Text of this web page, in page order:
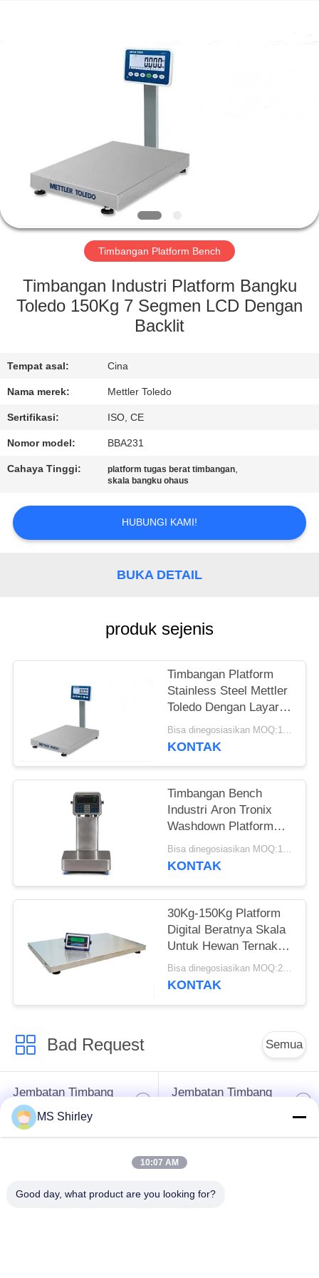
TENTANG
KAMI
TUR
KONTROL
HUBUNGI
KAMI
PERMINTAAN
PENAWARAN
SITEMAP
Timbangan Platform Bench
Timbangan Industri Platform Bangku
Toledo 150Kg 7 Segmen LCD Dengan
Backlit
Tempat asal: Cina
Nama merek: Mettler Toledo
Sertifikasi: ISO, CE
Nomor model: BBA231
Cahaya Tinggi: platform tugas berat timbangan,
skala bangku ohaus
HUBUNGI KAMI!
BUKA DETAIL
produk sejenis
Timbangan Platform
Stainless Steel Mettler
Toledo Dengan Layar
LCD 7 Segmen
Bisa dinegosiasikan MOQ:10 sets
KONTAK
Timbangan Bench
Industri Aron Tronix
Washdown Platform
I69K IP Class
30x40CM
Bisa dinegosiasikan MOQ:10 sets
KONTAK
30Kg-150Kg Platform
Digital Beratnya Skala
Untuk Hewan Ternak
Hewan ISO CE
Bisa dinegosiasikan MOQ:20 set
KONTAK
Bad Request Semua
Jembatan Timbang
Tugas Berat
Jembatan Timbang
Timbangan Lantai
MS Shirley
10:07 AM
Good day, what product are you looking for?